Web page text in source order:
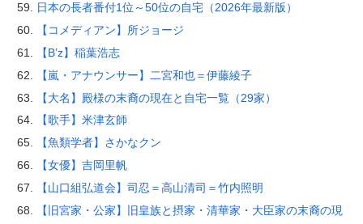
日本の長者番付1位～50位の自宅（2026年最新版）
【コメディアン】所ジョージ
【B’z】稲葉浩志
【嵐・アナウンサー】二宮和也＝伊藤綾子
【大名】殿様の末裔の現在と自宅一覧（29家）
【歌手】米津玄師
【魚類学者】さかなクン
【女優】吉岡里帆
【山口組弘道会】司忍＝高山清司＝竹内照明
【旧宮家・公家】旧皇族と摂家・清華家・大臣家の末裔の現